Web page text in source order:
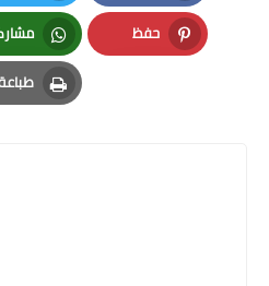
Facebook
Twitter
حفظ
Pinterest
Print